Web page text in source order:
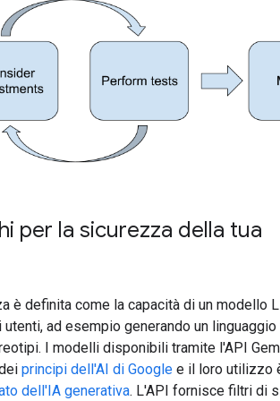
per la sicurezza della tua
è definita come la capacità di un modello
ad esempio generando un
I modelli disponibili tramite l'API
principi dell'AI di Google e il loro utilizzo
dell'IA generativa. L'API fornisce filtri di